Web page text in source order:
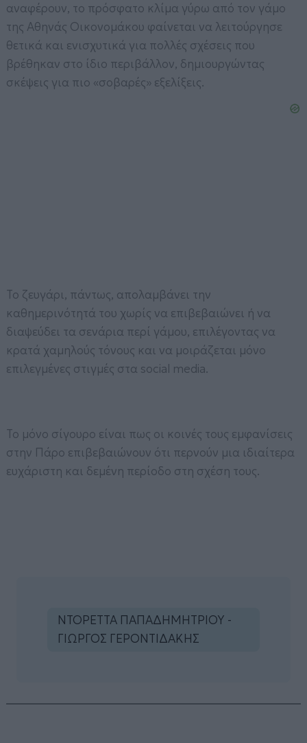
αναφέρουν, το πρόσφατο κλίμα γύρω από τον γάμο
της Αθηνάς Οικονομάκου φαίνεται να λειτούργησε
θετικά και ενισχυτικά για πολλές σχέσεις που
βρέθηκαν στο ίδιο περιβάλλον, δημιουργώντας
σκέψεις για πιο «σοβαρές» εξελίξεις.
Το ζευγάρι, πάντως, απολαμβάνει την
καθημερινότητά του χωρίς να επιβεβαιώνει ή να
διαψεύδει τα σενάρια περί γάμου, επιλέγοντας να
κρατά χαμηλούς τόνους και να μοιράζεται μόνο
επιλεγμένες στιγμές στα social media.
Το μόνο σίγουρο είναι πως οι κοινές τους εμφανίσεις
στην Πάρο επιβεβαιώνουν ότι περνούν μια ιδιαίτερα
ευχάριστη και δεμένη περίοδο στη σχέση τους.
ΝΤΟΡΕΤΤΑ ΠΑΠΑΔΗΜΗΤΡΙΟΥ -
ΓΙΩΡΓΟΣ ΓΕΡΟΝΤΙΔΑΚΗΣ